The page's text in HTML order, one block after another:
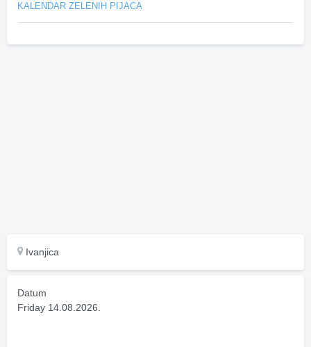
KALENDAR ZELENIH PIJACA
Ivanjica
Datum
Friday 14.08.2026.